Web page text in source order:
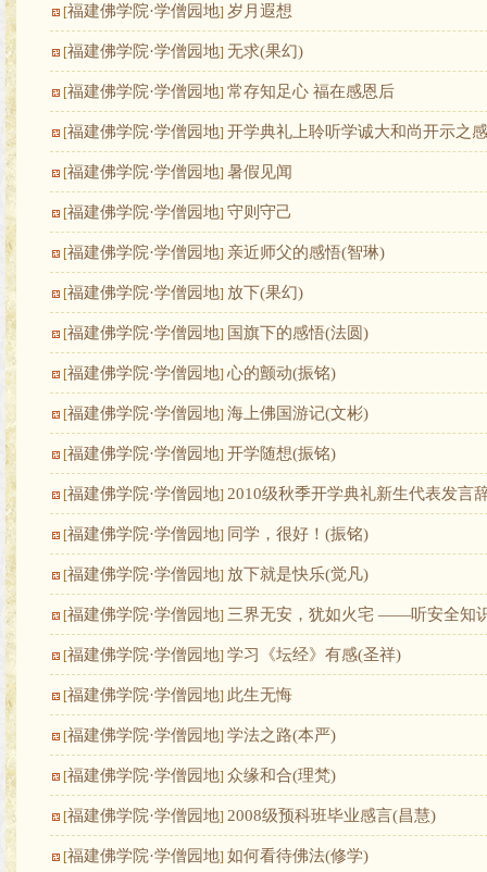
[福建佛学院·学僧园地] 岁月遐想
[福建佛学院·学僧园地] 无求(果幻)
[福建佛学院·学僧园地] 常存知足心 福在感恩后
[福建佛学院·学僧园地] 开学典礼上聆听学诚大和尚开示之
[福建佛学院·学僧园地] 暑假见闻
[福建佛学院·学僧园地] 守则守己
[福建佛学院·学僧园地] 亲近师父的感悟(智琳)
[福建佛学院·学僧园地] 放下(果幻)
[福建佛学院·学僧园地] 国旗下的感悟(法圆)
[福建佛学院·学僧园地] 心的颤动(振铭)
[福建佛学院·学僧园地] 海上佛国游记(文彬)
[福建佛学院·学僧园地] 开学随想(振铭)
[福建佛学院·学僧园地] 2010级秋季开学典礼新生代表发言
[福建佛学院·学僧园地] 同学，很好！(振铭)
[福建佛学院·学僧园地] 放下就是快乐(觉凡)
[福建佛学院·学僧园地] 三界无安，犹如火宅 ——听安全知
[福建佛学院·学僧园地] 学习《坛经》有感(圣祥)
[福建佛学院·学僧园地] 此生无悔
[福建佛学院·学僧园地] 学法之路(本严)
[福建佛学院·学僧园地] 众缘和合(理梵)
[福建佛学院·学僧园地] 2008级预科班毕业感言(昌慧)
[福建佛学院·学僧园地] 如何看待佛法(修学)